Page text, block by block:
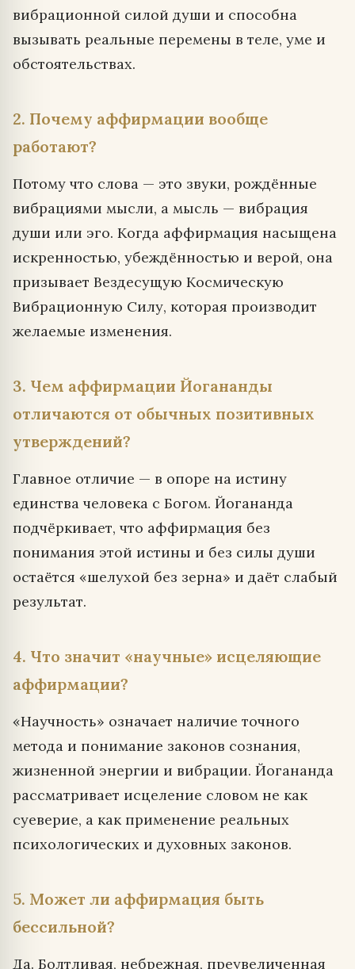
вибрационной силой души и способна
вызывать реальные перемены в теле, уме и
обстоятельствах.
2. Почему аффирмации вообще
работают?
Потому что слова — это звуки, рождённые
вибрациями мысли, а мысль — вибрация
души или эго. Когда аффирмация насыщена
искренностью, убеждённостью и верой, она
призывает Вездесущую Космическую
Вибрационную Силу, которая производит
желаемые изменения.
3. Чем аффирмации Йогананды
отличаются от обычных позитивных
утверждений?
Главное отличие — в опоре на истину
единства человека с Богом. Йогананда
подчёркивает, что аффирмация без
понимания этой истины и без силы души
остаётся «шелухой без зерна» и даёт слабый
результат.
4. Что значит «научные» исцеляющие
аффирмации?
«Научность» означает наличие точного
метода и понимание законов сознания,
жизненной энергии и вибрации. Йогананда
рассматривает исцеление словом не как
суеверие, а как применение реальных
психологических и духовных законов.
5. Может ли аффирмация быть
бессильной?
Да. Болтливая, небрежная, преувеличенная